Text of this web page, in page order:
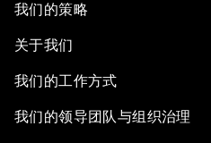
我们的策略
关于我们
我们的工作方式
我们的领导团队与组织治理